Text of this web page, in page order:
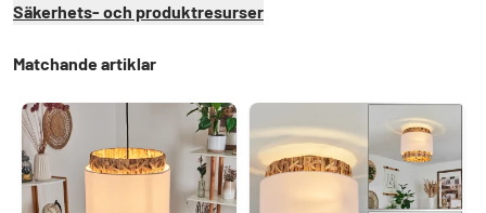
Säkerhets- och produktresurser
Matchande artiklar